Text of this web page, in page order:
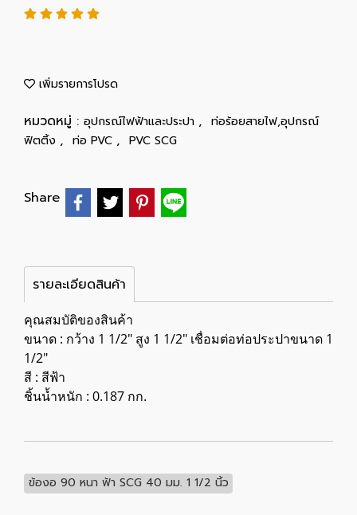
เพิ่มรายการโปรด
หมวดหมู่ : อุปกรณ์ไฟฟ้าและประปา , ท่อร้อยสายไฟ,อุปกรณ์
ฟิตติ้ง , ท่อ PVC , PVC SCG
Share
รายละเอียดสินค้า
คุณสมบัติของสินค้า
ขนาด : กว้าง 1 1/2" สูง 1 1/2" เชื่อมต่อท่อประปาขนาด 1
1/2"
สี : สีฟ้า
ชิ้นน้ำหนัก : 0.187 กก.
ข้องอ 90 หนา ฟ้า SCG 40 มม. 1 1/2 นิ้ว